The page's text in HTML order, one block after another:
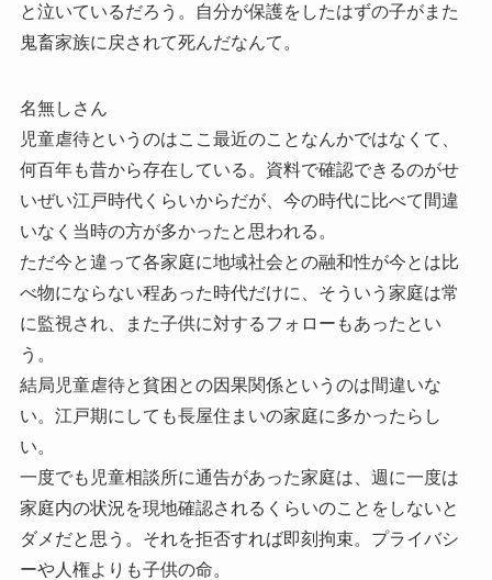
と泣いているだろう。自分が保護をしたはずの子がまた
鬼畜家族に戻されて死んだなんて。
名無しさん
児童虐待というのはここ最近のことなんかではなくて、
何百年も昔から存在している。資料で確認できるのがせ
いぜい江戸時代くらいからだが、今の時代に比べて間違
いなく当時の方が多かったと思われる。
ただ今と違って各家庭に地域社会との融和性が今とは比
べ物にならない程あった時代だけに、そういう家庭は常
に監視され、また子供に対するフォローもあったとい
う。
結局児童虐待と貧困との因果関係というのは間違いな
い。江戸期にしても長屋住まいの家庭に多かったらし
い。
一度でも児童相談所に通告があった家庭は、週に一度は
家庭内の状況を現地確認されるくらいのことをしないと
ダメだと思う。それを拒否すれば即刻拘束。プライバシ
ーや人権よりも子供の命。